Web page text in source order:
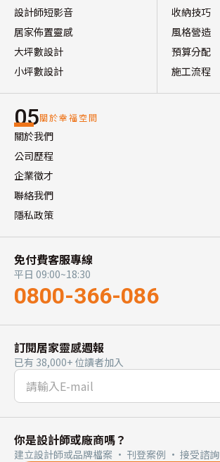
設計師短影音
居家佈置靈感
大坪數設計
小坪數設計
收納技巧
風格營造
預算分配
施工流程
05關於幸福空間
關於我們
公司歷程
企業徵才
聯絡我們
隱私政策
免付費客服專線
平日 09:00~18:30
0800-366-086
訂閱居家靈感週報
已有 38,000+ 位讀者加入
你是設計師或廠商嗎？
建立設計師或品牌檔案 · 刊登案例 · 接受諮詢